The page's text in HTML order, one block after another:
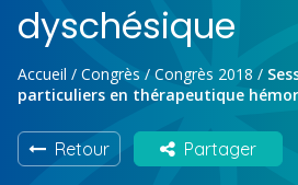
dyschésique
Accueil / Congrès / Congrès 2018 /
particuliers en thérapeutique
Retour Partager